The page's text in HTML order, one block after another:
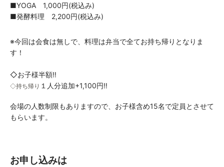
■YOGA 1,000円(税込み)
■発酵料理 2,200円(税込み)
※今回は会食は無しで、料理は弁当で全てお持ち帰りとなりま
す！
◇お子様半額‼
◇持ち帰り １人分追加+1,100円‼
会場の人数制限もありますので、お子様含め15名で定員とさせて
もらいます。
お申し込みは